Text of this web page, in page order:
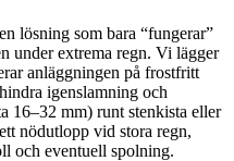
lösning som bara “fungerar”
under extrema regn. Vi lägger
anläggningen på frostfritt
igenslamning och
16–32 mm) runt stenkista eller
nödutlopp vid stora regn,
och eventuell spolning.